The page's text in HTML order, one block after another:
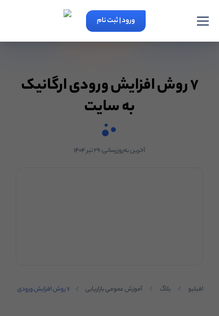
ورود | ثبت نام
۷ روش افزایش ورودی ارگانیک
به سایت
آخرین به‌روزرسانی:۲۹ تیر ۱۴۰۴
افیلیو بلاگ آموزش عمومی بازاریابی
۷ روش افزایش ورودی